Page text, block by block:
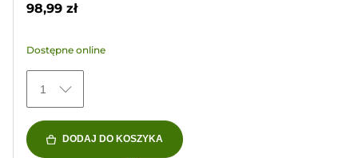
48
98,99 zł
Dostępne online
1
DODAJ DO KOSZYKA